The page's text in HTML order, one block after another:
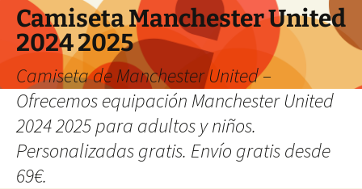
Camiseta Manchester United
2024 2025
Camiseta de Manchester United –
Ofrecemos equipación Manchester United
2024 2025 para adultos y niños.
Personalizadas gratis. Envío gratis desde
69€.